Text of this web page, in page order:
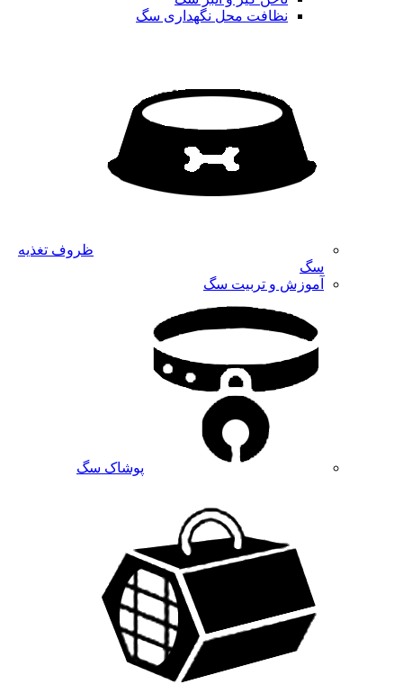
نظافت محل نگهداری سگ
ظروف تغذیه
سگ
آموزش و تربیت سگ
پوشاک سگ